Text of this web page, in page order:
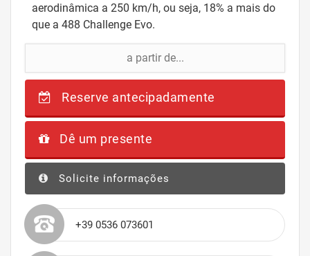
aerodinâmica a 250 km/h, ou seja, 18% a mais do
que a 488 Challenge Evo.
a partir de...
Reserve antecipadamente
Dê um presente
Solicite informações
+39 0536 073601